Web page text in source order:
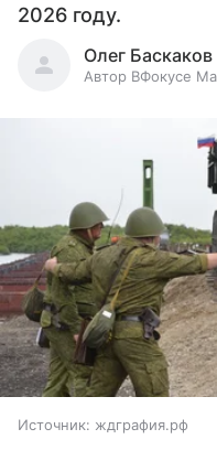
2026 году.
Олег Баскаков
Автор ВФокусе
Источник: ждграфия.рф